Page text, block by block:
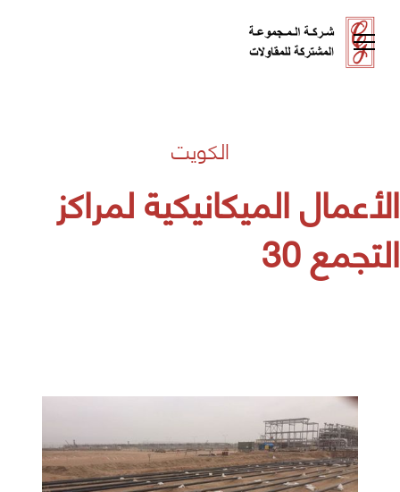
الكويت
الأعمال الميكانيكية لمراكز
التجمع 30